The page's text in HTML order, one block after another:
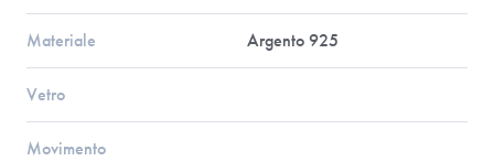
Materiale Argento 925
Vetro
Movimento